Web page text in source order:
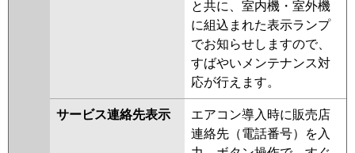
と共に、室内機・室外機
に組込まれた表示ランプ
でお知らせしますので、
すばやいメンテナンス対
応が行えます。
サービス連絡先表示
エアコン導入時に販売店
連絡先（電話番号）を入